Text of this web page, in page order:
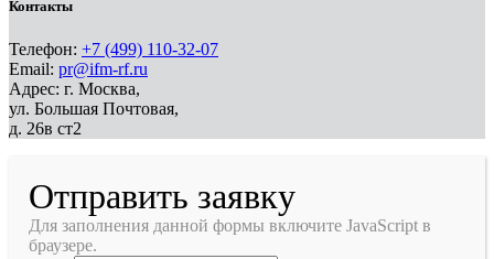
Контакты
Телефон: +7 (499) 110-32-07
Email: pr@ifm-rf.ru
Адрес: г. Москва,
ул. Большая Почтовая,
д. 26в ст2
Отправить заявку
Для заполнения данной формы включите JavaScript в
браузере.